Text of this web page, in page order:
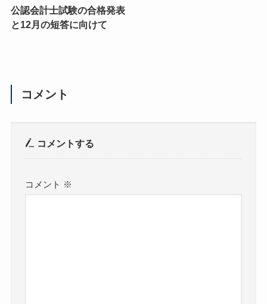
公認会計士試験の合格発表
と12月の短答に向けて
コメント
コメントする
コメント ※